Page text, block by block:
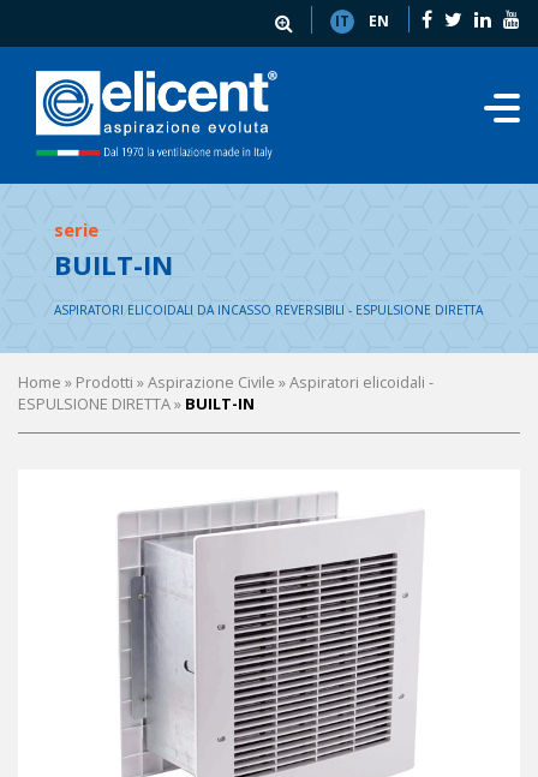
IT EN
serie
BUILT-IN
ASPIRATORI ELICOIDALI DA INCASSO REVERSIBILI - ESPULSIONE DIRETTA
Home » Prodotti »Aspirazione Civile »Aspiratori elicoidali -
ESPULSIONE DIRETTA» BUILT-IN